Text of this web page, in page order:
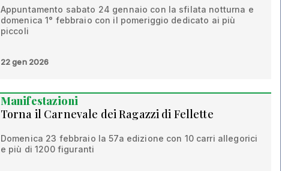
Appuntamento sabato 24 gennaio con la sfilata notturna e
domenica 1° febbraio con il pomeriggio dedicato ai più
piccoli
22 gen 2026
Manifestazioni
Torna il Carnevale dei Ragazzi di Fellette
Domenica 23 febbraio la 57a edizione con 10 carri allegorici
e più di 1200 figuranti